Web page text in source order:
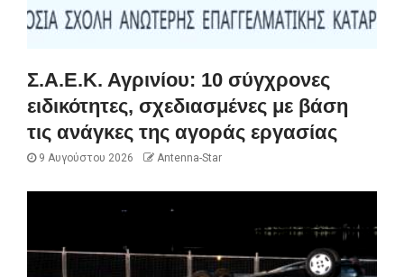
Σ.Α.Ε.Κ. Αγρινίου: 10 σύγχρονες
ειδικότητες, σχεδιασμένες με βάση
τις ανάγκες της αγοράς εργασίας
9 Αυγούστου 2026 Antenna-Star